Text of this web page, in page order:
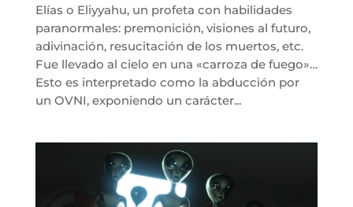
Elías o Eliyyahu, un profeta con habilidades
paranormales: premonición, visiones al futuro,
adivinación, resucitación de los muertos, etc.
Fue llevado al cielo en una «carroza de fuego»…
Esto es interpretado como la abducción por
un OVNI, exponiendo un carácter...